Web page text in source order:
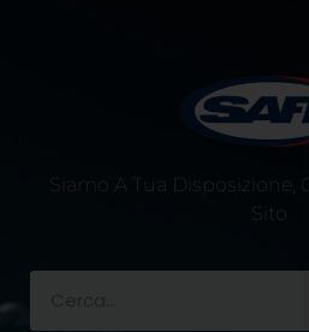
Siamo A Tua Disposizione,
Sito